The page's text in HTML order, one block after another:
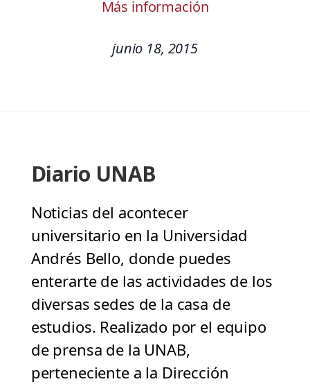
Más información
junio 18, 2015
Diario UNAB
Noticias del acontecer
universitario en la Universidad
Andrés Bello, donde puedes
enterarte de las actividades de los
diversas sedes de la casa de
estudios. Realizado por el equipo
de prensa de la UNAB,
perteneciente a la Dirección